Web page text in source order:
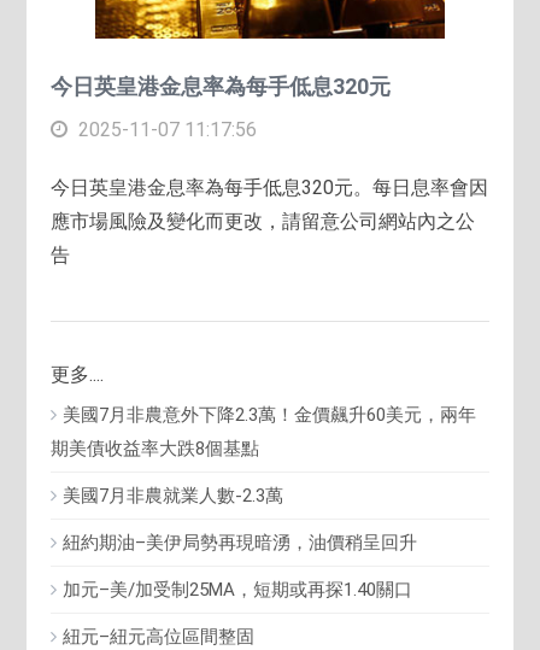
今日英皇港金息率為每手低息320元
2025-11-07 11:17:56
今日英皇港金息率為每手低息320元。每日息率會因
應市場風險及變化而更改，請留意公司網站內之公
告
更多....
美國7月非農意外下降2.3萬！金價飆升60美元，兩年
期美債收益率大跌8個基點
美國7月非農就業人數-2.3萬
紐約期油–美伊局勢再現暗湧，油價稍呈回升
加元–美/加受制25MA，短期或再探1.40關口
紐元–紐元高位區間整固